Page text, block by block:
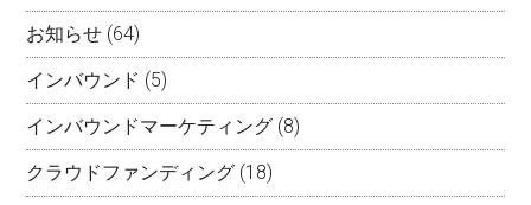
お知らせ (64)
インバウンド (5)
インバウンドマーケティング (8)
クラウドファンディング (18)